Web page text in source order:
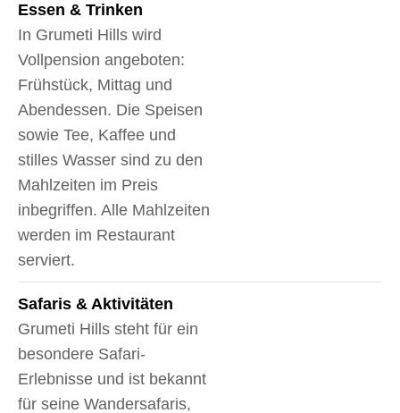
Essen & Trinken
In Grumeti Hills wird
Vollpension angeboten:
Frühstück, Mittag und
Abendessen. Die Speisen
sowie Tee, Kaffee und
stilles Wasser sind zu den
Mahlzeiten im Preis
inbegriffen. Alle Mahlzeiten
werden im Restaurant
serviert.
Safaris & Aktivitäten
Grumeti Hills steht für ein
besondere Safari-
Erlebnisse und ist bekannt
für seine Wandersafaris,